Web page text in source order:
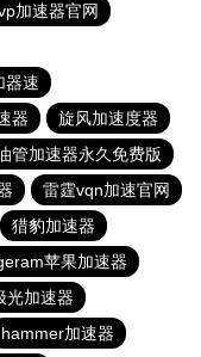
加速器官网
器速
器
旋风加速度器
管加速器永久免费版
雷霆vqn加速官网
猎豹加速器
苹果加速器
光加速器
hammer加速器